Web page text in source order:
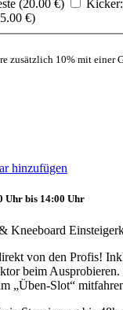
(20.00 €)
€)
zusätzlich 10% mit einer
hinzufügen
Uhr bis 14:00 Uhr
Kneeboard
von den Profis!
beim
„Üben-Slot“